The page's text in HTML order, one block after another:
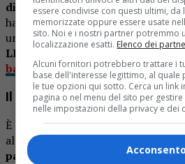
direttamente sul luogo
hanno spinto il personale
urgente verso una struttura
LEGGI ANCHE:
Donna si dà
balcone: è gravissima
Il trasferimento a Torino
È stata quindi richiesta
all’ospedale Regina Margherita di
partita in codice rosso, il livello
essere condivise con questi ultimi, da
memorizzate oppure essere usate
sito. Noi e i nostri partner potremmo
localizzazione esatti. Elenco dei
Alcuni fornitori potrebbero trattare i
base dell'interesse legittimo, al
le tue opzioni qui sotto. Cerca un link
pagina o nel menu del sito per
nelle impostazioni della privacy e dei
Acconsento